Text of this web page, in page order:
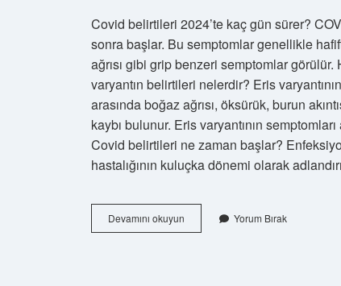
Covid belirtileri 2024’te kaç gün sürer?
sonra başlar. Bu semptomlar genellikle
ağrısı gibi grip benzeri semptomlar
varyantın belirtileri nelerdir? Eris
arasında boğaz ağrısı, öksürük, burun
kaybı bulunur. Eris varyantının
Covid belirtileri ne zaman başlar?
hastalığının kuluçka dönemi olarak
Devamını okuyun
Bulaştıktan
Yorum Bırak